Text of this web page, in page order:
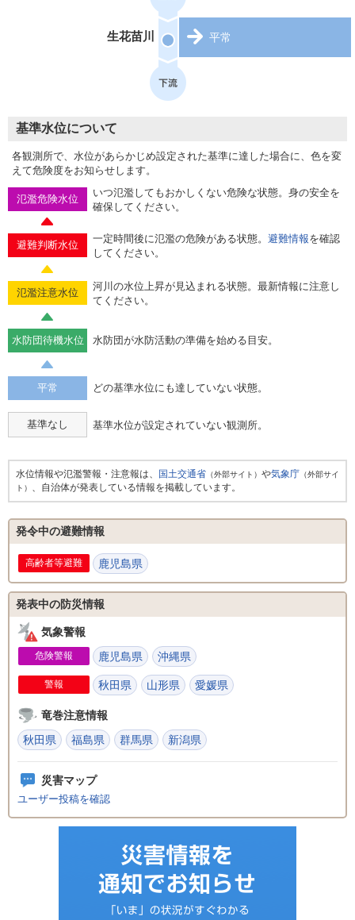
生花苗川 平常
基準水位について
各観測所で、水位があらかじめ設定された基準に達した場合に、色を変
えて危険度をお知らせします。
氾濫危険水位
いつ氾濫してもおかしくない危険な状態。身の安全を
確保してください。
避難判断水位
一定時間後に氾濫の危険がある状態。 避難情報を確認
してください。
氾濫注意水位
河川の水位上昇が見込まれる状態。最新情報に注意し
てください。
水防団待機水位 水防団が水防活動の準備を始める目安。
平常 どの基準水位にも達していない状態。
基準なし 基準水位が設定されていない観測所。
水位情報や氾濫警報・注意報は、 国土交通省 （外部サイト） や気象庁 （外部サイ
ト） 、自治体が発表している情報を掲載しています。
発令中の避難情報
高齢者等避難 鹿児島県
発表中の防災情報
気象警報
危険警報 鹿児島県 沖縄県
警報 秋田県 山形県 愛媛県
竜巻注意情報
秋田県
福島県 群馬県 新潟県
災害マップ
ユーザー投稿を確認